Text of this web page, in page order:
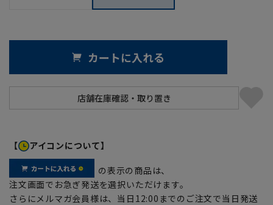
カートに入れる
【 アイコンについて】
の表示の商品は、
注文画面でお急ぎ発送を選択いただけます。
さらにメルマガ会員様は、当日12:00までのご注文で当日発送